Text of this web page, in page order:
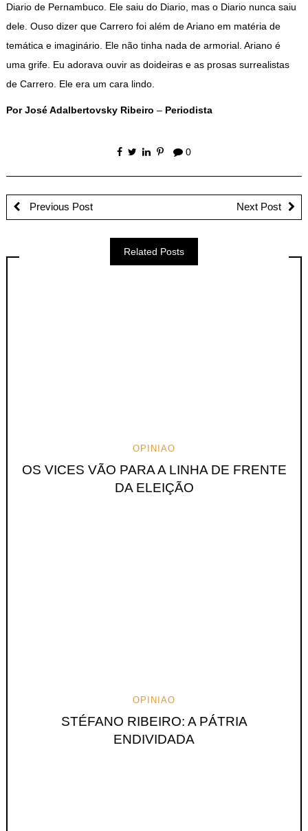
Diario de Pernambuco. Ele saiu do Diario, mas o Diario nunca saiu
dele. Ouso dizer que Carrero foi além de Ariano em matéria de
temática e imaginário. Ele não tinha nada de armorial. Ariano é
uma grife. Eu adorava ouvir as doideiras e as prosas surrealistas
de Carrero. Ele era um cara lindo.
Por José Adalbertovsky Ribeiro –Periodista
0
Previous Post Next Post
Related Posts
OPINIAO
OS VICES VÃO PARA A LINHA DE FRENTE
DA ELEIÇÃO
OPINIAO
STÉFANO RIBEIRO: A PÁTRIA
ENDIVIDADA